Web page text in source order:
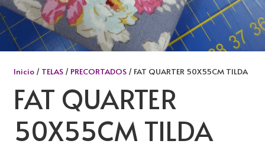
Inicio/ TELAS/ PRECORTADOS/ FAT QUARTER 50X55CM TILDA
FAT QUARTER
50X55CM TILDA